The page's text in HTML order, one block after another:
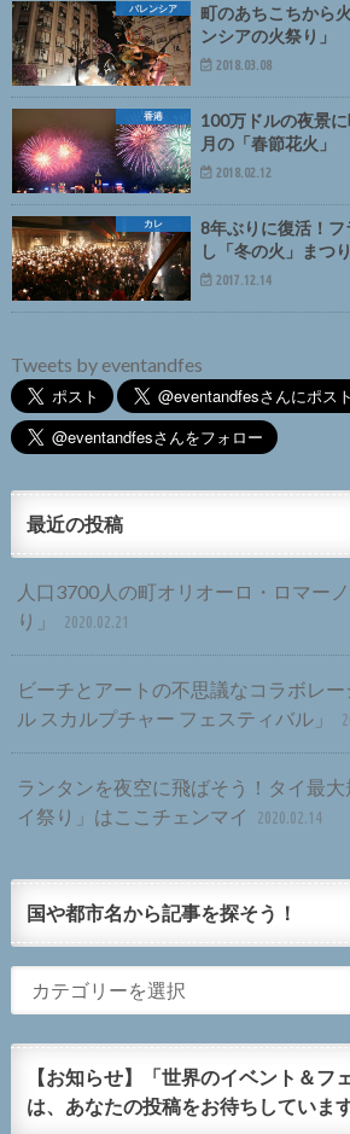
バレンシア
町のあちこちから
ンシアの火祭り」
2018.03.08
香港
100万ドルの夜景
月の「春節花火」
2018.02.12
カレ
8年ぶりに復活！
し「冬の火」まつり
2017.12.14
Tweets by eventandfes
最近の投稿
人口3700人の町オリオーロ・ロマー
り」
2020.02.21
ビーチとアートの不思議なコラボレ
ル スカルプチャー フェスティバル」
ランタンを夜空に飛ばそう！タイ最
イ祭り」はここチェンマイ
2020.02.14
国や都市名から記事を探そう！
【お知らせ】「世界のイベント＆フ
は、あなたの投稿をお待ちしていま